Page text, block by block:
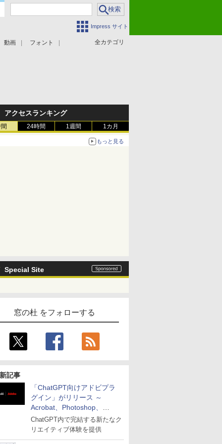
Impress サイト
全カテゴリ
動画 フォント
アクセスランキング
24時間 1週間 1カ月
もっと見る
Special Site
窓の杜 をフォローする
記事
「ChatGPT向けアドビプラ
グイン」がリリース ～
Acrobat、Photoshop、
Premiereなどの機能を1つの
プラグインに統合
ChatGPT内で完結する新たなク
リエイティブ体験を提供